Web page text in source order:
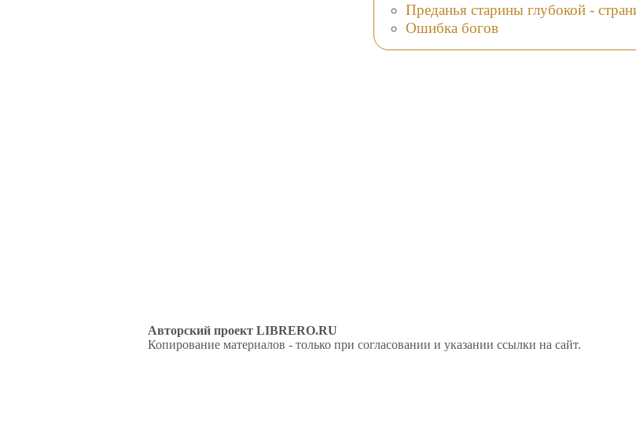
Преданья старины глубокой -
Ошибка богов
Авторский проект LIBRERO.RU
Копирование материалов - только при согласовании и указании ссылки на сайт.